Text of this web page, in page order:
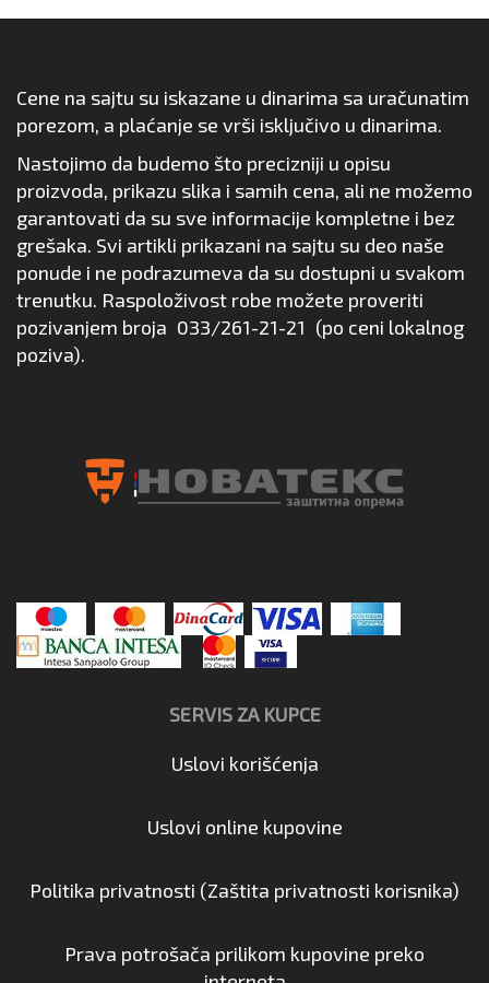
Cene na sajtu su iskazane u dinarima sa uračunatim
porezom, a plaćanje se vrši isključivo u dinarima.
Nastojimo da budemo što precizniji u opisu
proizvoda, prikazu slika i samih cena, ali ne možemo
garantovati da su sve informacije kompletne i bez
grešaka. Svi artikli prikazani na sajtu su deo naše
ponude i ne podrazumeva da su dostupni u svakom
trenutku. Raspoloživost robe možete proveriti
pozivanjem broja 033/261-21-21 (po ceni lokalnog
poziva).
SERVIS ZA KUPCE
Uslovi korišćenja
Uslovi online kupovine
Politika privatnosti (Zaštita privatnosti korisnika)
Prava potrošača prilikom kupovine preko